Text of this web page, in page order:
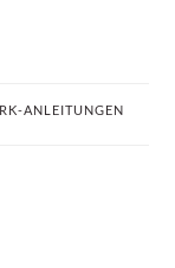
ANLEITUNGEN